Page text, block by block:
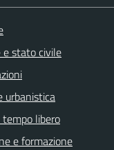
e stato civile
urbanistica
libero
e formazione